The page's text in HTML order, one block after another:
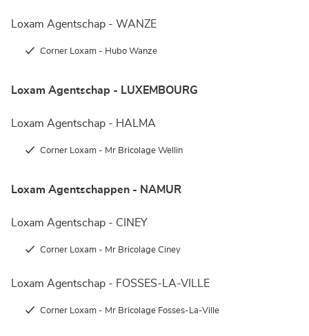
Loxam Agentschap - WANZE
Corner Loxam - Hubo Wanze
Loxam Agentschap - LUXEMBOURG
Loxam Agentschap - HALMA
Corner Loxam - Mr Bricolage Wellin
Loxam Agentschappen - NAMUR
Loxam Agentschap - CINEY
Corner Loxam - Mr Bricolage Ciney
Loxam Agentschap - FOSSES-LA-VILLE
Corner Loxam - Mr Bricolage Fosses-La-Ville